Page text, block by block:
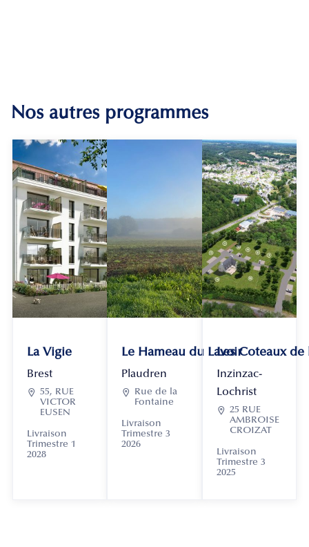
Nos autres programmes
La Vigie
Brest
 55, RUE
VICTOR
EUSEN
Livraison
Trimestre 1
2028
Le Hameau du Lavoir
Plaudren

Rue de la
Fontaine
Livraison
Trimestre 3
2026
Les Coteaux
Inzinzac-
Lochrist
 25 RUE
AMBROISE
CROIZAT
Livraison
Trimestre 3
2025